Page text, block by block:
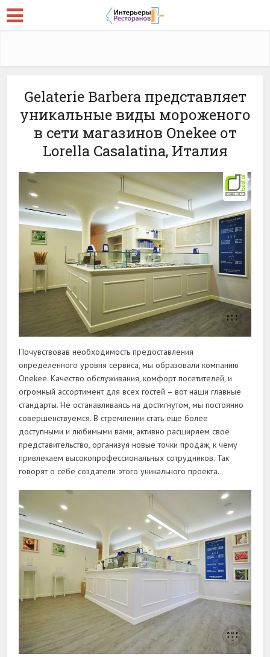
Gelaterie Barbera представляет
уникальные виды мороженого
в сети магазинов Onekee от
Lorella Casalatina, Италия
Почувствовав необходимость предоставления
определенного уровня сервиса, мы образовали компанию
Onekee. Качество обслуживания, комфорт посетителей, и
огромный ассортимент для всех гостей – вот наши главные
стандарты. Не останавливаясь на достигнутом, мы постоянно
совершенствуемся. В стремлении стать еще более
доступными и любимыми вами, активно расширяем свое
представительство, организуя новые точки продаж, к чему
привлекаем высокопрофессиональных сотрудников. Так
говорят о себе создатели этого уникального проекта.